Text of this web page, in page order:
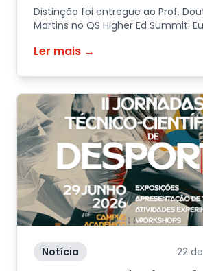
Distinção foi entregue ao Prof.
Martins no QS Higher Ed Summit:
Ler mais →
Notícia 22